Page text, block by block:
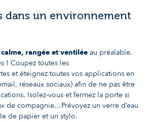
dans un environnement
rangée et ventilée au préalable.
! Coupez toutes les
et éteignez toutes vos applications en
réseaux sociaux) afin de ne pas être
Isolez-vous et fermez la porte si
de compagnie…Prévoyez un verre d’eau
de papier et un stylo.